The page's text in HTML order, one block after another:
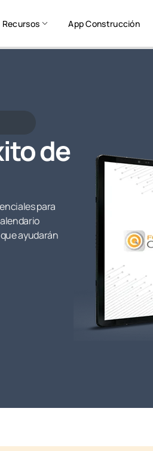
Recursos App Construcción
de
para
ayudarán